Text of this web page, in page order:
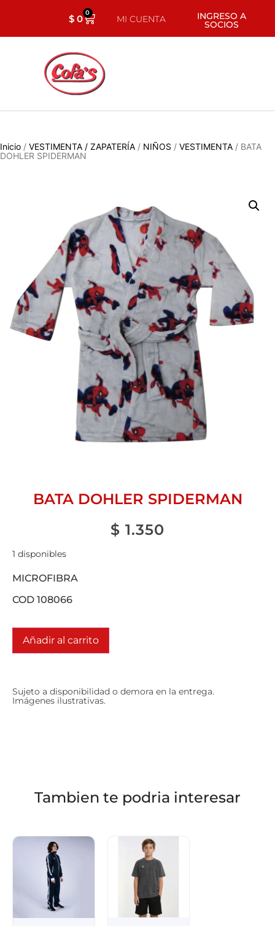
$0 0
MI CUENTA INGRESO A
SOCIOS
Inicio / VESTIMENTA / ZAPATERÍA / NIÑOS / VESTIMENTA / BATA
DOHLER SPIDERMAN
BATA DOHLER SPIDERMAN
$ 1.350
1 disponibles
MICROFIBRA
COD 108066
Añadir al carrito
Sujeto a disponibilidad o demora en la entrega.
Imágenes ilustrativas.
Tambien te podria interesar